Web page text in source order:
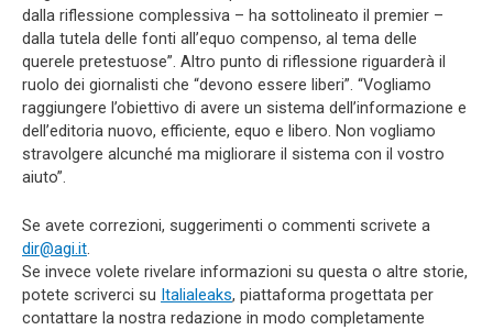
dalla riflessione complessiva – ha sottolineato il premier –
dalla tutela delle fonti all’equo compenso, al tema delle
querele pretestuose”. Altro punto di riflessione riguarderà il
ruolo dei giornalisti che “devono essere liberi”. “Vogliamo
raggiungere l’obiettivo di avere un sistema dell’informazione e
dell’editoria nuovo, efficiente, equo e libero. Non vogliamo
stravolgere alcunché ma migliorare il sistema con il vostro
aiuto”.
Se avete correzioni, suggerimenti o commenti scrivete a
dir@agi.it.
Se invece volete rivelare informazioni su questa o altre storie,
potete scriverci su Italialeaks, piattaforma progettata per
contattare la nostra redazione in modo completamente